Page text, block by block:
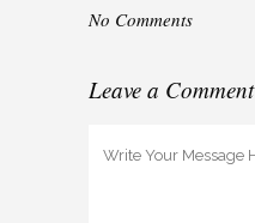
No Comments
Leave a Comment